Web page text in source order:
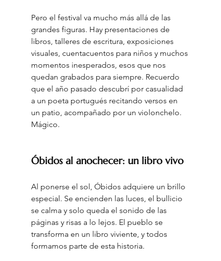
Pero el festival va mucho más allá de las
grandes figuras. Hay presentaciones de
libros, talleres de escritura, exposiciones
visuales, cuentacuentos para niños y muchos
momentos inesperados, esos que nos
quedan grabados para siempre. Recuerdo
que el año pasado descubrí por casualidad
a un poeta portugués recitando versos en
un patio, acompañado por un violonchelo.
Mágico.
Óbidos al anochecer: un libro vivo
Al ponerse el sol, Óbidos adquiere un brillo
especial. Se encienden las luces, el bullicio
se calma y solo queda el sonido de las
páginas y risas a lo lejos. El pueblo se
transforma en un libro viviente, y todos
formamos parte de esta historia.